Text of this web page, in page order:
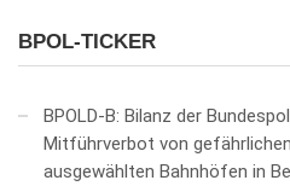
BPOL-TICKER
BPOLD-B: Bilanz der
Mitführverbot von
ausgewählten Bahnhöfen in